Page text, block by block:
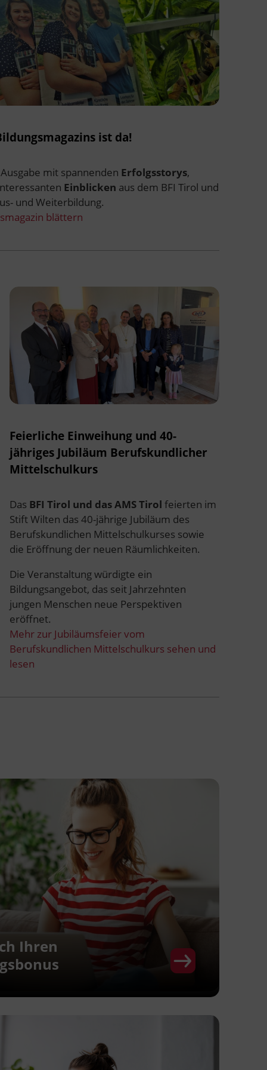
ist da!
mit spannenden Erfolgsstorys,
Einblicken aus dem BFI Tirol und
und Weiterbildung.
blättern
Feierliche Einweihung und 40-
jähriges Jubiläum Berufskundlicher
Mittelschulkurs
Das BFI Tirol und das AMS Tirol feierten im
Stift Wilten das 40-jährige Jubiläum des
Berufskundlichen Mittelschulkurses sowie
die Eröffnung der neuen Räumlichkeiten.
Die Veranstaltung würdigte ein
Bildungsangebot, das seit Jahrzehnten
jungen Menschen neue Perspektiven
eröffnet.
Mehr zur Jubiläumsfeier vom
Berufskundlichen Mittelschulkurs sehen und
lesen
Ihren